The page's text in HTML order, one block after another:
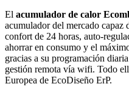
El acumulador de calor
acumulador del mercado capaz
confort de 24 horas, auto-
ahorrar en consumo y el
gracias a su programación
gestión remota vía wifi. Todo
Europea de EcoDiseño ErP.